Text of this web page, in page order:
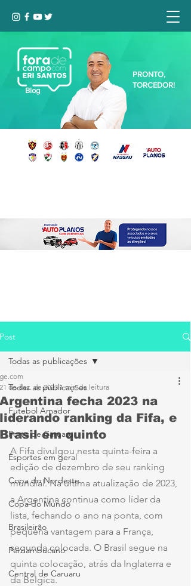
Blog
PRONTO,
TORCEDOR!
Post
Todas as publicações
Futebol Amador
Porto de Caruaru
Esportes em geral
Copa do Nordeste
Copa do Mundo
Brasileirão
Pernambucano
Central de Caruaru
Todas as publicações
Argentina fecha 2023 na
liderando ranking da Fifa, e
Brasil em quinto
ge.com
21 de dez. de 2023 1 min de leitura
A Fifa divulgou nesta quinta-feira a
edição de dezembro de seu ranking
mundial. Na última atualização de 2023,
a Argentina continua como líder da
lista, fechando o ano na ponta, com
pequena vantagem para a França,
segunda colocada. O Brasil segue na
quinta colocação, atrás da Inglaterra e
da Bélgica.